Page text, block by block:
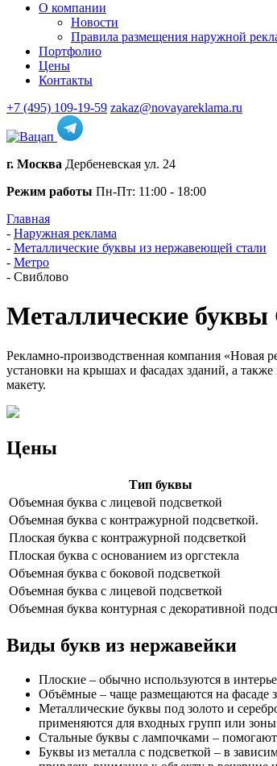
О компании
Новости
Правила размещения наружной
Портфолио
Цены
Контакты
+7 (495) 109-19-59 zakaz@novayareklama.ru
г. Москва Дербеневская ул. 24
Режим работы Пн-Пт: 11:00 - 18:00
Главная
- Наружная реклама
- Металлические буквы из нержавеющей стали
- Метро
- Свиблово
Металлические буквы
Рекламно-производственная компания «Новая
установки на крышах и фасадах зданий, а
макету.
Цены
Тип буквы
Объемная буква с лицевой подсветкой
Объемная буква с контражурной подсветкой.
Плоская буква с контражурной подсветкой
Плоская буква с основанием из оргстекла
Объемная буква с боковой подсветкой
Объемная буква с лицевой подсветкой
Объемная буква контурная с декоративной
Виды букв из нержавейки
Плоские – обычно используются в
Объёмные – чаще размещаются на фасаде
Металлические буквы под золото и
применяются для входных групп или
Стальные буквы с лампочками – помогают
Буквы из металла с подсветкой – в